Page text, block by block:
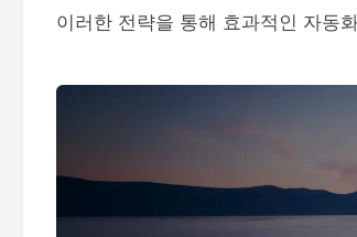
이러한 전략을 통해 효과적인 자동